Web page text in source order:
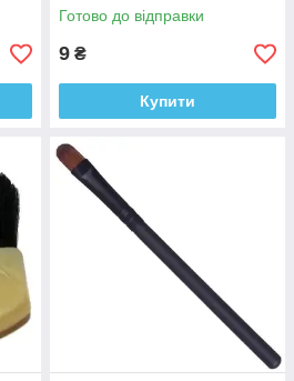
Готово до відправки
9 ₴
Купити